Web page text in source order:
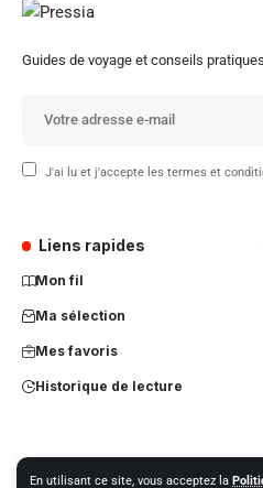
En utilisant ce site, vous acceptez la
Guides de voyage et conseils
J'ai lu et j'accepte les termes et
Liens rapides
Mon fil
Ma sélection
Mes favoris
Historique de lecture